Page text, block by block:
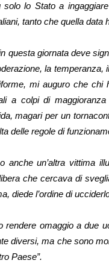
lo Stato a
tanto che quella data
questa giornata deve
la
mi auguro che chi
a colpi di
magari per un
delle regole di
anche un’altra vittima
che cercava di
diede l’ordine di
rendere omaggio a due
diversi, ma che sono
Paese”.